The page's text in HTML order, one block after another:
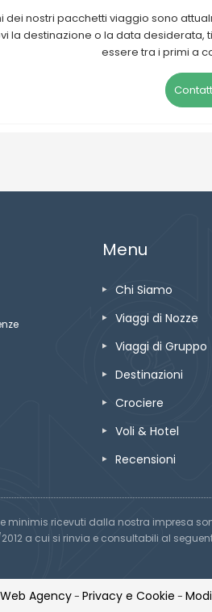
dei nostri pacchetti viaggio sono
la destinazione o la data
essere tra i primi a
Menu
Chi Siamo
Viaggi di Nozze
Viaggi di Gruppo
Destinazioni
Crociere
Voli & Hotel
Recensioni
ricevuti dalla nostra impresa
a cui si rinvia e consultabili al
Agency- Privacy e Cookie -